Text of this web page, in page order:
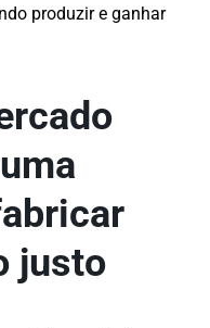
produzir e ganhar
justo